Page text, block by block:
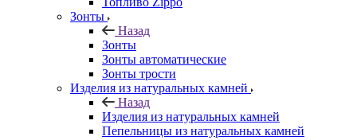
Зонты
Назад
Зонты
Зонты автоматические
Зонты трости
Изделия из натуральных камней
Назад
Изделия из натуральных камней
Пепельницы из натуральных камней